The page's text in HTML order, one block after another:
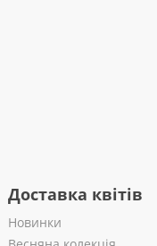
Доставка квітів
Новинки